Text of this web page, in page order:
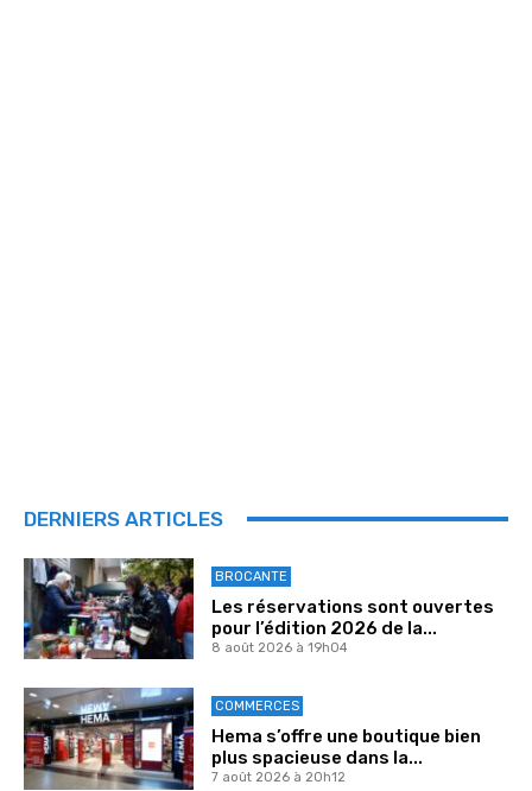
DERNIERS ARTICLES
BROCANTE
Les réservations sont ouvertes
pour l’édition 2026 de la...
8 août 2026 à 19h04
COMMERCES
Hema s’offre une boutique bien
plus spacieuse dans la...
7 août 2026 à 20h12